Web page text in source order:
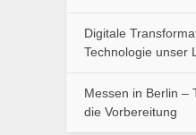
Digitale
Technologie unser
Messen in Berlin –
die Vorbereitung